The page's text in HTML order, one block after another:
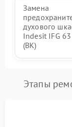
Замена
духового
Indesit IFG 63
(BK)
Этапы